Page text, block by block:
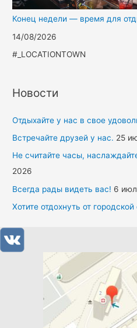
Конец недели — время для
14/08/2026
#_LOCATIONTOWN
Новости
Отдыхайте у нас в свое
Встречайте друзей у нас. 25
Не считайте часы,
2026
Всегда рады видеть вас! 6
Хотите отдохнуть от